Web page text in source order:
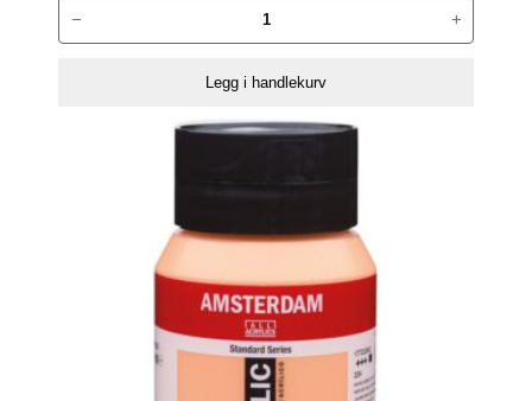
Standard
− +
Legg i handlekurv